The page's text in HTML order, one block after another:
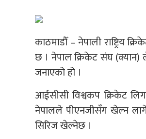
काठमाडौँ – नेपाली राष्ट्रिय
छ । नेपाल क्रिकेट संघ (क्यान)
जनाएको हो ।
आईसीसी विश्वकप क्रिकेट
नेपालले पीएनजीसँग खेल्न
सिरिज खेल्नेछ ।